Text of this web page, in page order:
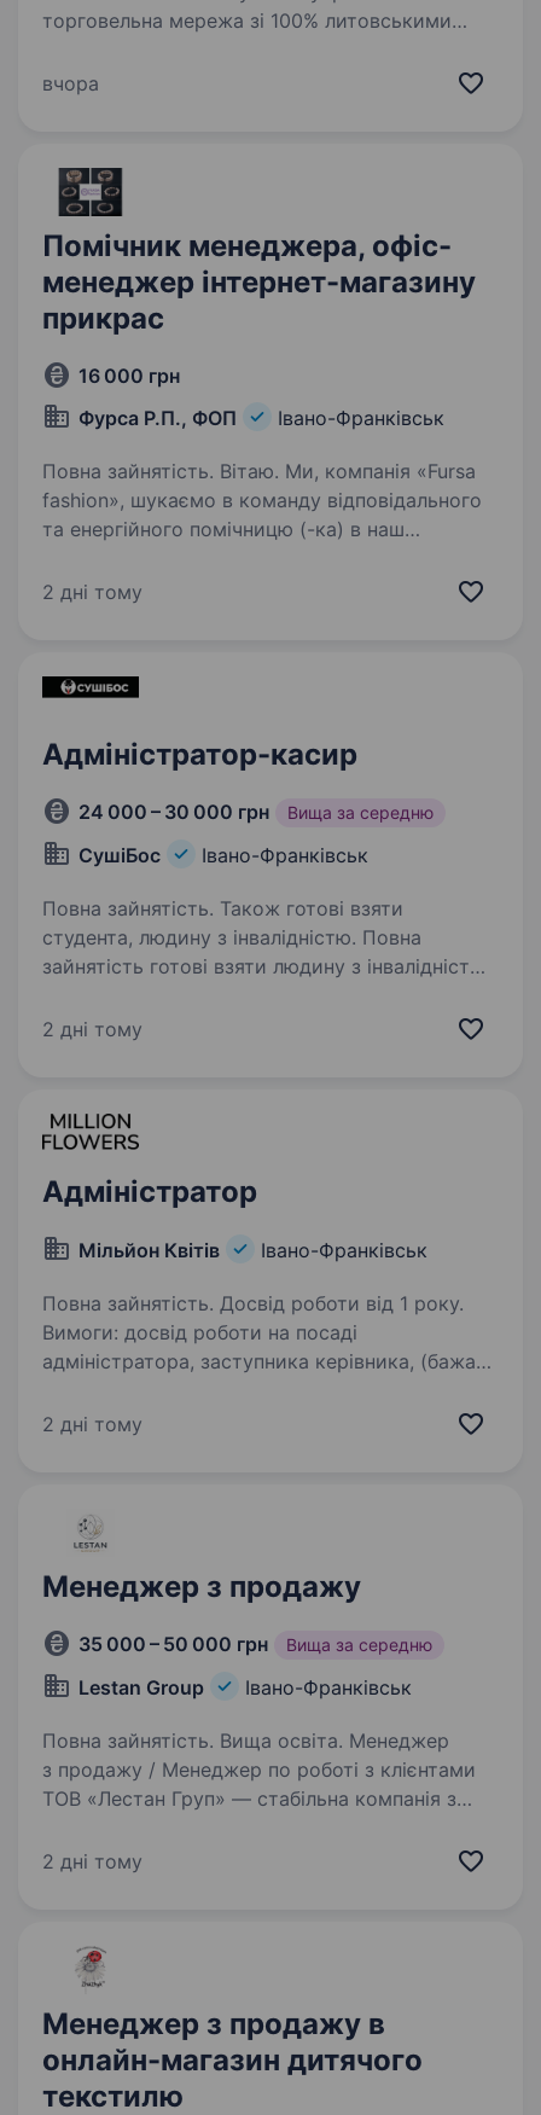
торговельна мережа зі 100% литовськими
адміністратора Мрієш розвиватися у сфері
вчора
Помічник менеджера, офіс-
менеджер інтернет-магазину
прикрас
16 000 грн
Фурса Р.П., ФОП
Івано-Франківськ
Повна зайнятість. Вітаю. Ми, компанія «Fursa
fashion», шукаємо в команду відповідального
та енергійного помічницю (-ка) в наш
каміння. Основні обов«язки це: збір посилок з
2 дні тому
Адміністратор-касир
24 000 – 30 000 грн Вища за середню
СушіБос Івано-Франківськ
Повна зайнятість. Також готові взяти
студента, людину з інвалідністю. Повна
зайнятість готові взяти людину з інвалідністю.
Наша компанія надає унікальні можливості
2 дні тому
Адміністратор
Мільйон Квітів Івано-Франківськ
Повна зайнятість. Досвід роботи від 1 року.
Вимоги: досвід роботи на посаді
адміністратора, заступника керівника, (бажано
дисципліни; гарні комунікативні навички;
2 дні тому
Менеджер з продажу
35 000 – 50 000 грн Вища за середню
Lestan Group Івано-Франківськ
Повна зайнятість. Вища освіта. Менеджер
з продажу / Менеджер по роботі з клієнтами
ТОВ «Лестан Груп» — стабільна компанія з
дистрибуцією високоякісних інгредієнтів для
2 дні тому
Менеджер з продажу в
онлайн-магазин дитячого
текстилю